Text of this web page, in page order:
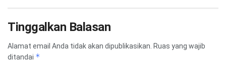
Tinggalkan Balasan
Alamat email Anda tidak akan dipublikasikan. Ruas yang wajib
ditandai *